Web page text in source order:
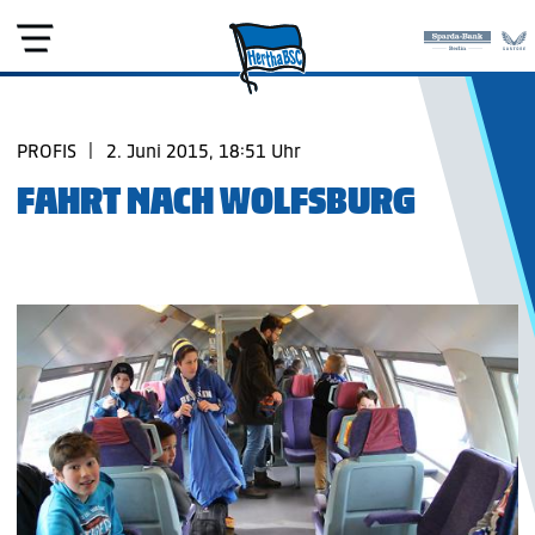
PROFIS 2. Juni 2015, 18:51 Uhr
FAHRT NACH WOLFSBURG